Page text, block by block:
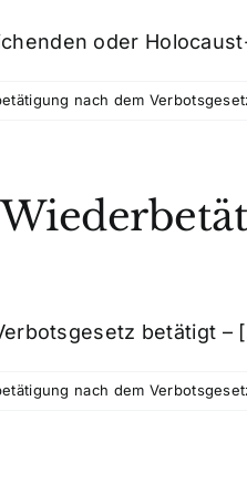
oder
nach dem
betätigt –
nach dem